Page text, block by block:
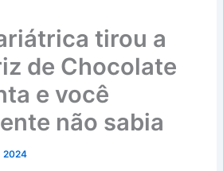
tirou a
de Chocolate
e você
não sabia
2024